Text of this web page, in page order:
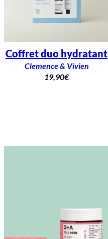
Coffret duo hydratant
Clemence & Vivien
19,90€